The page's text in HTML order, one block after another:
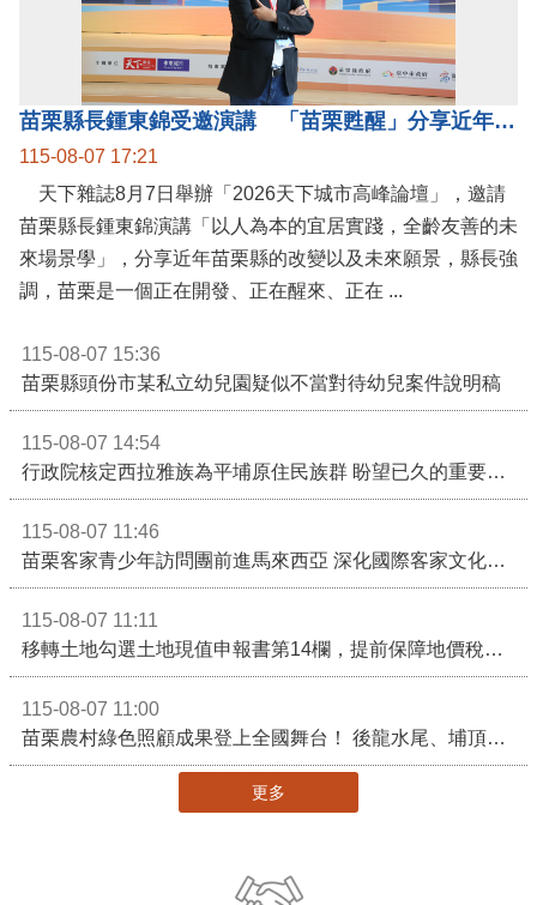
苗栗縣長鍾東錦受邀演講 「苗栗甦醒」分享近年轉變
115-08-07 17:21
天下雜誌8月7日舉辦「2026天下城市高峰論壇」，邀請
苗栗縣長鍾東錦演講「以人為本的宜居實踐，全齡友善的未
來場景學」，分享近年苗栗縣的改變以及未來願景，縣長強
調，苗栗是一個正在開發、正在醒來、正在 ...
115-08-07 15:36
苗栗縣頭份市某私立幼兒園疑似不當對待幼兒案件說明稿
115-08-07 14:54
行政院核定西拉雅族為平埔原住民族群 盼望已久的重要時刻到來！8月13日起受理民族成員名冊登記
115-08-07 11:46
苗栗客家青少年訪問團前進馬來西亞 深化國際客家文化交流
115-08-07 11:11
移轉土地勾選土地現值申報書第14欄，提前保障地價稅節稅權益
115-08-07 11:00
苗栗農村綠色照顧成果登上全國舞台！ 後龍水尾、埔頂社區前進2026高齡健康產業博覽會
更多